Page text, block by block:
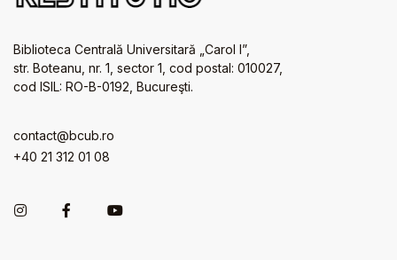
Biblioteca Centrală Universitară „Carol I”,
str. Boteanu, nr. 1, sector 1, cod postal: 010027,
cod ISIL: RO-B-0192, Bucureşti.
contact@bcub.ro
+40 21 312 01 08